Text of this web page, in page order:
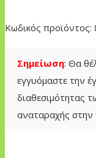
Σημείωση: Θα
εγγυόμαστε την
διαθεσιμότητας
αναταραχής στην
Κωδικός προϊόντος: